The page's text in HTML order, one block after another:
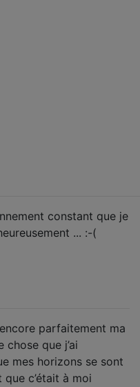
constant que je
... :-(
parfaitement ma
chose que j’ai
mes horizons se sont
c’était à moi